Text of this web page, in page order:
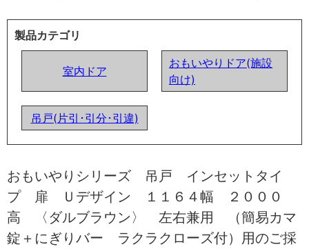
製品カテゴリ
室内ドア
おもいやりドア(施設
向け)
吊戸(片引･引分･引違)
おもいやりシリーズ 吊戸 インセットタイ
プ 扉 Ｕデザイン １１６４幅 ２０００
高 〈ダルブラウン〉 左右兼用 （簡易カマ
錠＋にぎりバー ラクラクローズ付）用のご採